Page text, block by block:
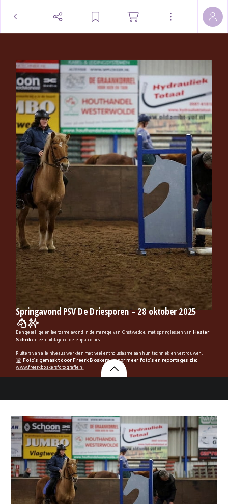
Springavond PSV De Driesporen – 28 oktober 2025
🐴✨
Een gezellige en leerzame avond in de manege van Onstwedde, met springlessen van Hester
Schriken een uitdagend oefenparcours.
Ruiters van alle niveaus werkten met veel enthousiasme aan hun techniek en vertrouwen.
📸 Foto’s gemaakt door Freerk Boskers – voor meer foto’s en reportages zie:
www.freerkboskersfotografie.nl